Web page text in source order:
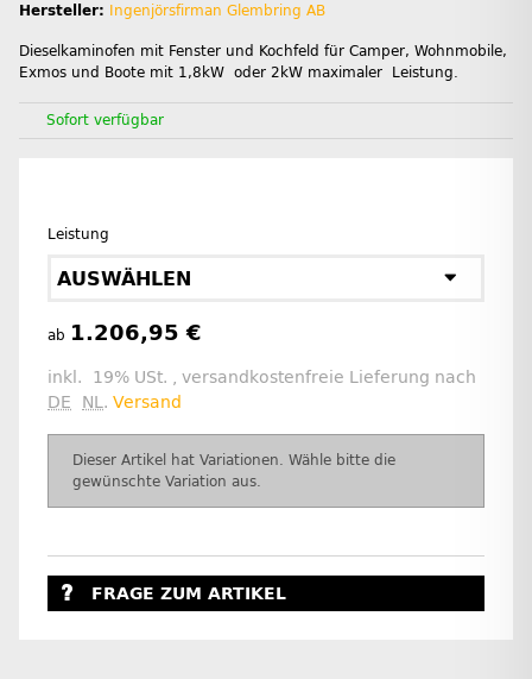
Hersteller:
Ingenjörsfirman Glembring AB
Dieselkaminofen mit Fenster und Kochfeld für Camper, Wohnmobile,
Exmos und Boote mit 1,8kW oder 2kW maximaler Leistung.
Sofort verfügbar
Leistung
AUSWÄHLEN
ab 1.206,95 €
inkl. 19% USt. , versandkostenfreie Lieferung nach
DE
NL. Versand
xDieser Artikel hat Variationen. Wähle bitte die
gewünschte Variation aus.
FRAGE ZUM ARTIKEL